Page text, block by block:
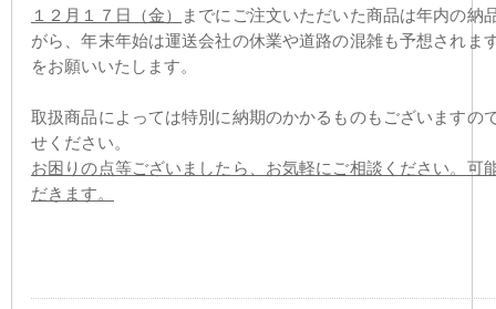
１２月１７日（金）
までにご注文いただいた商品は年内の納
がら、年末年始は運送会社の休業や道路の混雑も予想されま
をお願いいたします。
取扱商品によっては特別に納期のかかるものもございますの
せください。
お困りの点等ございましたら、お気軽にご相談ください。可
だきます。